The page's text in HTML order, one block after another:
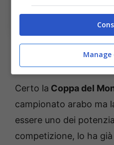
Messico, la nuova stella
Foto) Bolognasportnews
Il passato
della carriera
Certo la Coppa del
campionato arabo ma
essere uno dei
competizione, lo ha